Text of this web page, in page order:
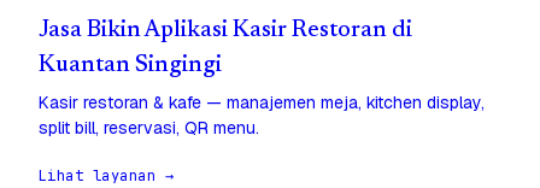
Jasa Bikin Aplikasi Kasir Restoran di
Kuantan Singingi
Kasir restoran & kafe — manajemen meja, kitchen display,
split bill, reservasi, QR menu.
Lihat layanan →